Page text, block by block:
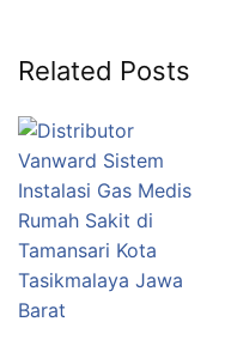
Related Posts